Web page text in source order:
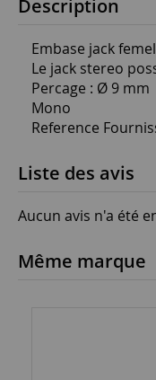
Description
Embase jack
Le jack stereo
Percage : Ø 9 mm
Mono
Reference
Liste des avis
Aucun avis n'a été
Même marque